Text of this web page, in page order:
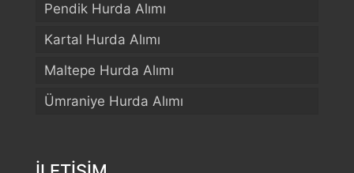
Pendik Hurda Alımı
Kartal Hurda Alımı
Maltepe Hurda Alımı
Ümraniye Hurda Alımı